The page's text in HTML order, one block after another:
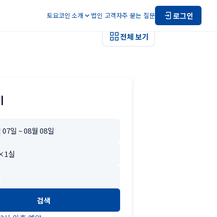
토요코인 소개 법인 고객자주 묻는 질문 로그인
전체 보기
검색